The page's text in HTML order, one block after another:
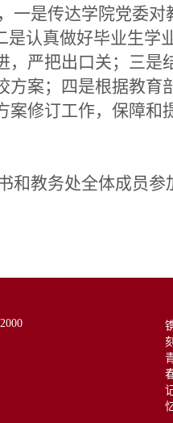
是传达学院党委对
认真做好毕业生学
，严把出口关；三是
方案；四是根据教育
案修订工作，保障和
教务处全体成员参
刻